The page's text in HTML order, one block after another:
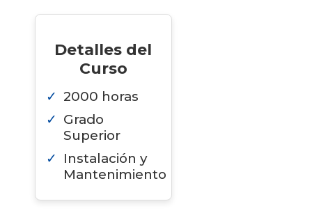
Detalles del
Curso
2000 horas
Grado
Superior
Instalación y
Mantenimiento